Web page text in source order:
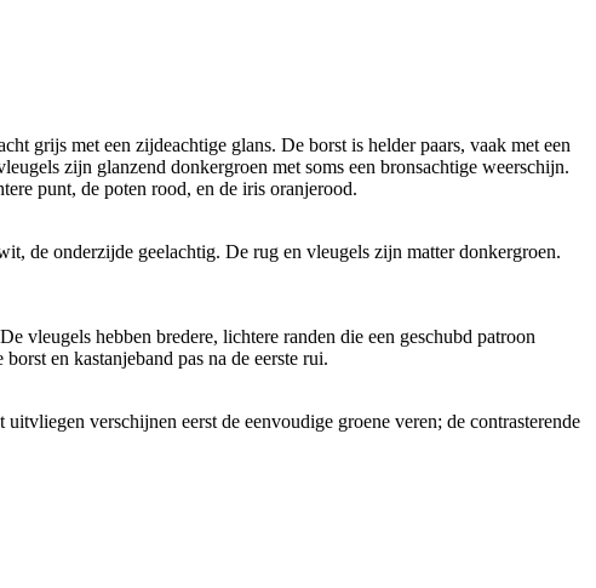
grijs met een zijdeachtige glans. De borst is helder paars, vaak met een
zijn glanzend donkergroen met soms een bronsachtige weerschijn.
punt, de poten rood, en de iris oranjerood.
de onderzijde geelachtig. De rug en vleugels zijn matter donkergroen.
vleugels hebben bredere, lichtere randen die een geschubd patroon
en kastanjeband pas na de eerste rui.
verschijnen eerst de eenvoudige groene veren; de contrasterende